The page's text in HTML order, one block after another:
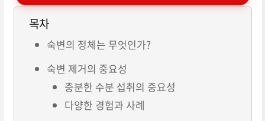
목차
숙변의 정체는 무엇인가?
숙변 제거의 중요성
충분한 수분 섭취의 중요성
다양한 경험과 사례